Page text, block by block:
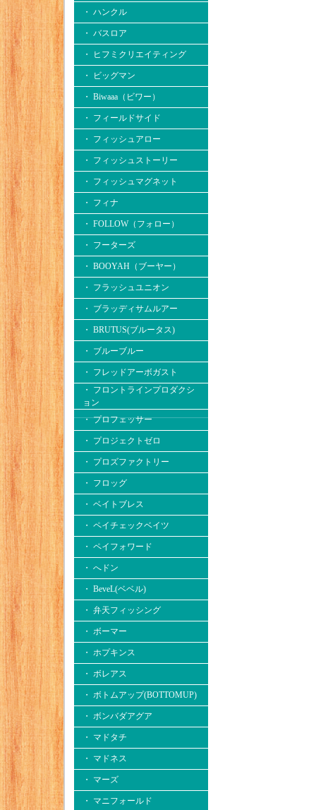
・ ハンクル
・ バスロア
・ ヒフミクリエイティング
・ ビッグマン
・ Biwaaa（ビワー）
・ フィールドサイド
・ フィッシュアロー
・ フィッシュストーリー
・ フィッシュマグネット
・ フィナ
・ FOLLOW（フォロー）
・ フーターズ
・ BOOYAH（ブーヤー）
・ フラッシュユニオン
・ ブラッディサムルアー
・ BRUTUS(ブルータス)
・ ブルーブルー
・ フレッドアーボガスト
・ フロントラインプロダクシ
ョン
・ プロフェッサー
・ プロジェクトゼロ
・ プロズファクトリー
・ フロッグ
・ ベイトブレス
・ ペイチェックベイツ
・ ペイフォワード
・ へドン
・ BeveL(ベベル)
・ 弁天フィッシング
・ ボーマー
・ ホプキンス
・ ボレアス
・ ボトムアップ(BOTTOMUP)
・ ボンバダアグア
・ マドタチ
・ マドネス
・ マーズ
・ マニフォールド